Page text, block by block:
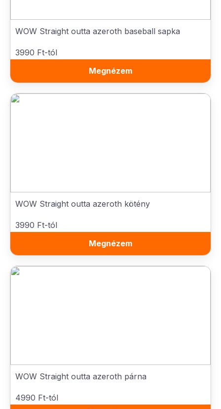
WOW Straight outta azeroth baseball sapka
3990 Ft-tól
Megnézem
WOW Straight outta azeroth kötény
3990 Ft-tól
Megnézem
WOW Straight outta azeroth párna
4990 Ft-tól